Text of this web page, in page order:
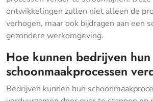
ontwikkelingen zullen niet alleen de
verhogen, maar ook bijdragen aan een
gezondere werkomgeving.
Hoe kunnen bedrijven hun
schoonmaakprocessen
Bedrijven kunnen hun